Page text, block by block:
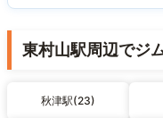
東村山駅周辺でジ
秋津駅(23)